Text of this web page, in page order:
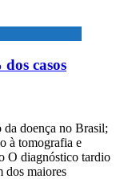
casos
doença no Brasil;
à tomografia e
O diagnóstico tardio
dos maiores